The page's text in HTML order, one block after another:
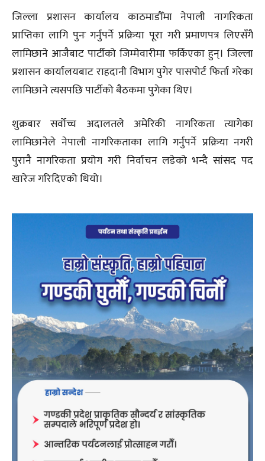
जिल्ला प्रशासन कार्यालय काठमाडौँमा नेपाली नागरिकता
प्राप्तिका लागि पुनः गर्नुपर्ने प्रक्रिया पूरा गरी प्रमाणपत्र लिएसँगै
लामिछाने आजैबाट पार्टीको जिम्मेवारीमा फर्किएका हुन्। जिल्ला
प्रशासन कार्यालयबाट राहदानी विभाग पुगेर पासपोर्ट फिर्ता गरेका
लामिछाने त्यसपछि पार्टीको बैठकमा पुगेका थिए।
शुक्रबार सर्वोच्च अदालतले अमेरिकी नागरिकता त्यागेका
लामिछानेले नेपाली नागरिकताका लागि गर्नुपर्ने प्रक्रिया नगरी
पुरानै नागरिकता प्रयोग गरी निर्वाचन लडेको भन्दै सांसद पद
खारेज गरिदिएको थियो।